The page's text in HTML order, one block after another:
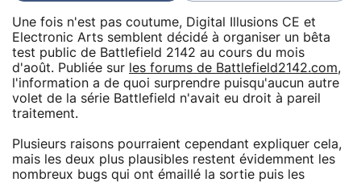
Une fois n'est pas coutume, Digital Illusions CE et
Electronic Arts semblent décidé à organiser un bêta
test public de Battlefield 2142 au cours du mois
d'août. Publiée sur les forums de Battlefield2142.com,
l'information a de quoi surprendre puisqu'aucun autre
volet de la série Battlefield n'avait eu droit à pareil
traitement.
Plusieurs raisons pourraient cependant expliquer cela,
mais les deux plus plausibles restent évidemment les
nombreux bugs qui ont émaillé la sortie puis les